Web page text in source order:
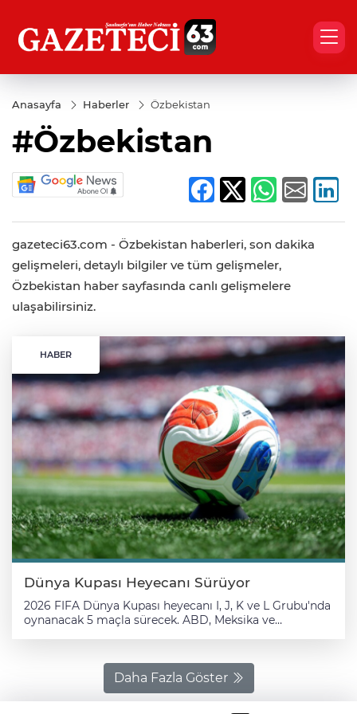
Anasayfa Haberler Özbekistan
#Özbekistan
gazeteci63.com - Özbekistan haberleri, son dakika
gelişmeleri, detaylı bilgiler ve tüm gelişmeler,
Özbekistan haber sayfasında canlı gelişmelere
ulaşabilirsiniz.
HABER
Dünya Kupası Heyecanı Sürüyor
2026 FIFA Dünya Kupası heyecanı I, J, K ve L Grubu'nda
oynanacak 5 maçla sürecek. ABD, Meksika ve
Grubu'nda ise İngiltere ile Gana karşı karşıya gelecek.
Turnuvada yarın oynanacak maçların programı şöyle:
23 Haziran Salı: I Grubu: 00.00 Fransa - Irak
(Philadelphia Stadı) 03.00 Norveç - Senegal (New York
Daha Fazla Göster